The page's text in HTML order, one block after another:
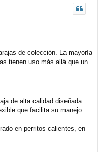
de colección. La mayoría
tienen uso más allá que un
de alta calidad diseñada
que facilita su manejo.
en perritos calientes, en